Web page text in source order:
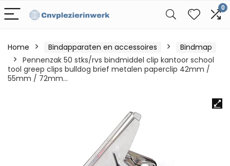
0
Home Bindapparaten en accessoires
Bindmap
Pennenzak 50 stks/rvs bindmiddel clip kantoor school
tool greep clips bulldog brief metalen paperclip 42mm /
55mm / 72mm…